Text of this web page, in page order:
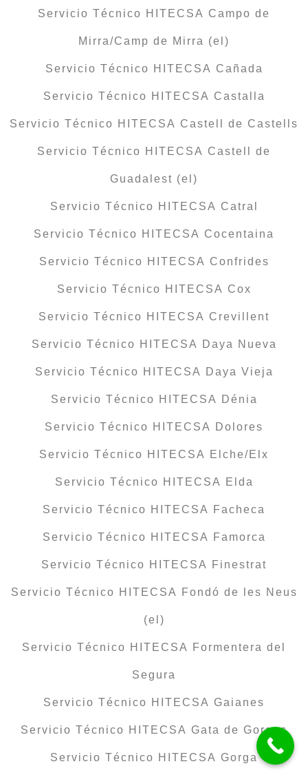
Servicio Técnico HITECSA Campo de
Mirra/Camp de Mirra (el)
Servicio Técnico HITECSA Cañada
Servicio Técnico HITECSA Castalla
Servicio Técnico HITECSA Castell de Castells
Servicio Técnico HITECSA Castell de
Guadalest (el)
Servicio Técnico HITECSA Catral
Servicio Técnico HITECSA Cocentaina
Servicio Técnico HITECSA Confrides
Servicio Técnico HITECSA Cox
Servicio Técnico HITECSA Crevillent
Servicio Técnico HITECSA Daya Nueva
Servicio Técnico HITECSA Daya Vieja
Servicio Técnico HITECSA Dénia
Servicio Técnico HITECSA Dolores
Servicio Técnico HITECSA Elche/Elx
Servicio Técnico HITECSA Elda
Servicio Técnico HITECSA Facheca
Servicio Técnico HITECSA Famorca
Servicio Técnico HITECSA Finestrat
Servicio Técnico HITECSA Fondó de les Neus
(el)
Servicio Técnico HITECSA Formentera del
Segura
Servicio Técnico HITECSA Gaianes
Servicio Técnico HITECSA Gata de Gorgos
Servicio Técnico HITECSA Gorga